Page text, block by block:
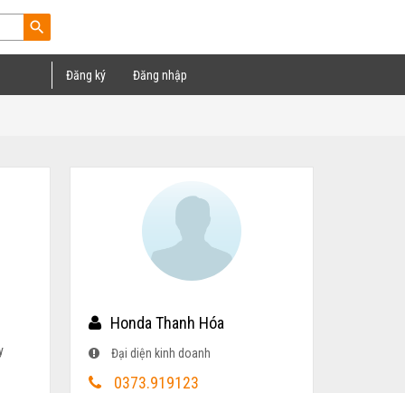
search
Đăng ký Đăng nhập
Honda Thanh Hóa
Đại diện kinh doanh
0373.919123